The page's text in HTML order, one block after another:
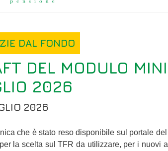
DAL FONDO
DEL MODULO
2026
2026
che è stato reso disponibile sul portale
la scelta sul TFR da utilizzare, per i nuovi